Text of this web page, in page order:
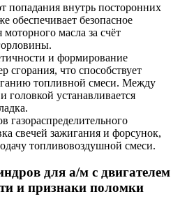
попадания внутрь посторонних
обеспечивает безопасное
масла за счёт
и формирование
сгорания, что способствует
топливной смеси. Между
головкой устанавливается
газораспределительного
свечей зажигания и форсунок,
топливовоздушной смеси.
для а/м с двигателем
и признаки поломки